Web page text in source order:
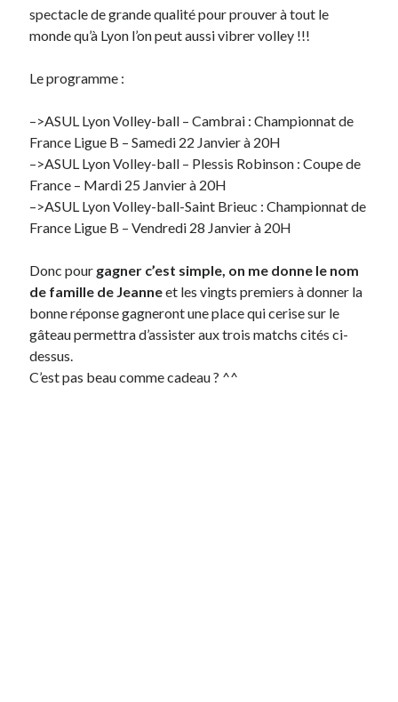
Green
Lectures
Lyon à Livre Ouvert
Mini-monsieur
Non classé
Parole de Follower
Patchwork
Photos
Proust
Sons
Sorties cuculturelles
Tavukoi
Vidéos
spectacle de grande qualité pour prouver à tout le
monde qu’à Lyon l’on peut aussi vibrer volley !!!
Le programme :
–>ASUL Lyon Volley-ball – Cambrai : Championnat de
France Ligue B – Samedi 22 Janvier à 20H
–>ASUL Lyon Volley-ball – Plessis Robinson : Coupe de
France – Mardi 25 Janvier à 20H
–>ASUL Lyon Volley-ball-Saint Brieuc : Championnat de
France Ligue B – Vendredi 28 Janvier à 20H
Donc pour gagner c’est simple, on me donne le nom
de famille de Jeanneet les vingts premiers à donner la
bonne réponse gagneront une place qui cerise sur le
gâteau permettra d’assister aux trois matchs cités ci-
dessus.
C’est pas beau comme cadeau ? ^^